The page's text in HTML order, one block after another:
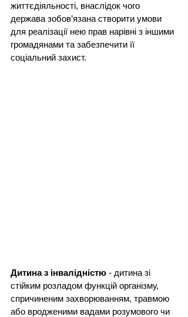
життєдіяльності, внаслідок чого
держава зобов’язана створити умови
для реалізації нею прав нарівні з іншими
громадянами та забезпечити її
соціальний захист.
Дитина з інвалідністю - дитина зі
стійким розладом функцій організму,
спричиненим захворюванням, травмою
або вродженими вадами розумового чи